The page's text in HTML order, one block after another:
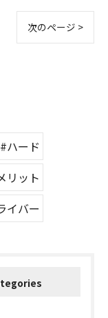
次のページ >
#ハード
リット
イバー